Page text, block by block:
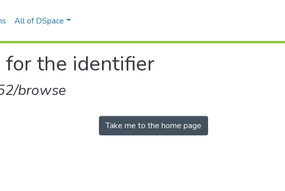
All of DSpace
the identifier
browse
Take me to the home page